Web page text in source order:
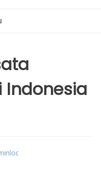
Indonesia